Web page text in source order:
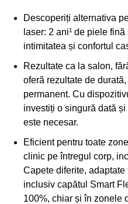
Descoperiți alternativa
laser: 2 ani¹ de piele
intimitatea și confortul
Rezultate ca la salon,
oferă rezultate de
permanent. Cu
investiți o singură dată
este necesar.
Eficient pentru toate
clinic pe întregul corp,
Capete diferite, adaptate
inclusiv capătul Smart
100%, chiar și în zonele